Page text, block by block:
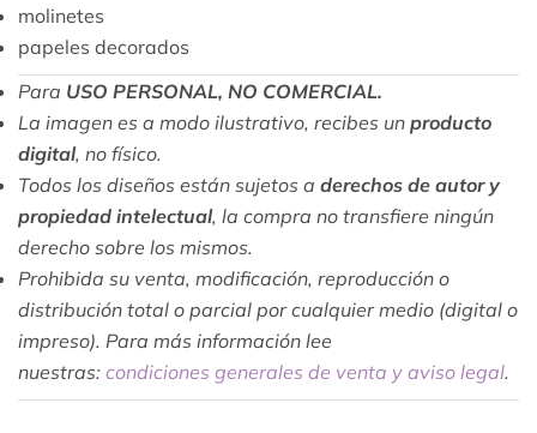
molinetes
papeles decorados
Para USO PERSONAL, NO COMERCIAL.
La imagen es a modo ilustrativo, recibes un producto
digital, no físico.
Todos los diseños están sujetos a derechos de autor y
propiedad intelectual, la compra no transfiere ningún
derecho sobre los mismos.
Prohibida su venta, modificación, reproducción o
distribución total o parcial por cualquier medio (digital o
impreso). Para más información lee
nuestras: condiciones generales de venta y aviso legal.